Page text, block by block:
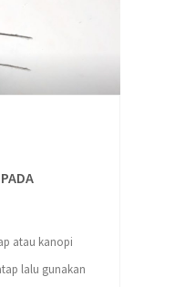
atau kanopi
lalu gunakan